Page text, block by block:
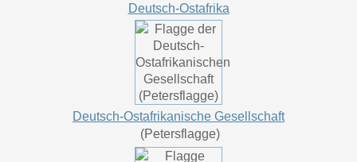
Deutsch-Ostafrika
Deutsch-Ostafrikanische Gesellschaft
(Petersflagge)